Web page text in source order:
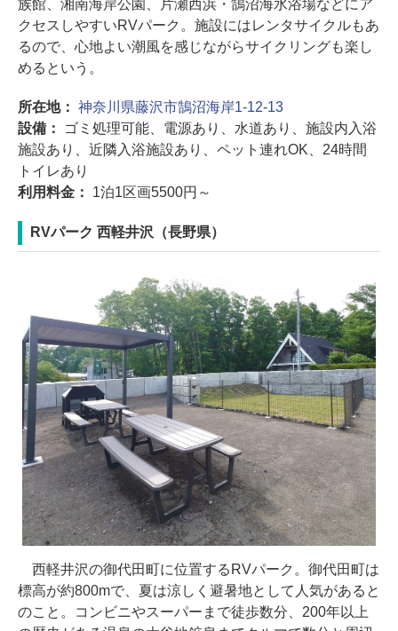
族館、湘南海岸公園、片瀬西浜・鵠沼海水浴場などにア
クセスしやすいRVパーク。施設にはレンタサイクルもあ
るので、心地よい潮風を感じながらサイクリングも楽し
めるという。
所在地： 神奈川県藤沢市鵠沼海岸1-12-13
設備：
ゴミ処理可能、電源あり、水道あり、施設内入浴
施設あり、近隣入浴施設あり、ペット連れOK、24時間
トイレあり
利用料金： 1泊1区画5500円～
RVパーク 西軽井沢（長野県）
西軽井沢の御代田町に位置するRVパーク。御代田町は
標高が約800mで、夏は涼しく避暑地として人気があると
のこと。コンビニやスーパーまで徒歩数分、200年以上